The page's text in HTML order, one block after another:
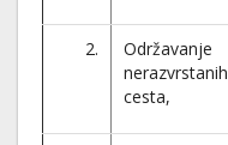
2.
Održavanje
nerazvrstanih
cesta,